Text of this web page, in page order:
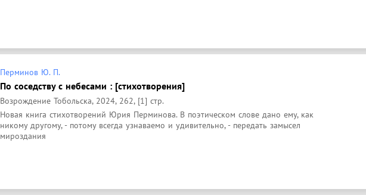
Перминов Ю. П.
По соседству с небесами : [стихотворения]
Возрождение Тобольска, 2024, 262, [1] стр.
Новая книга стихотворений Юрия Перминова. В поэтическом слове дано ему, как
никому другому, - потому всегда узнаваемо и удивительно, - передать замысел
мироздания